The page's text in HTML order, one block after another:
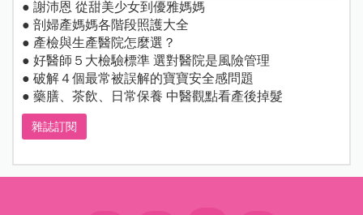
● 謝沛恩 從甜美少女到優雅媽媽
● 剖婦產媽媽各階段照護大全
● 產檢與生產醫院怎麼選？
● 好醫師５大檢驗標準 選對醫院是風險管理
● 破解４個最常被誤解的寶寶安全感問題
● 藥膳、茶飲、日常保養 中醫觀點看產後掉髮
雜誌訂閱